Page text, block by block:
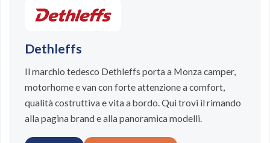
Dethleffs
Il marchio tedesco Dethleffs porta a Monza camper,
motorhome e van con forte attenzione a comfort,
qualità costruttiva e vita a bordo. Qui trovi il rimando
alla pagina brand e alla panoramica modelli.